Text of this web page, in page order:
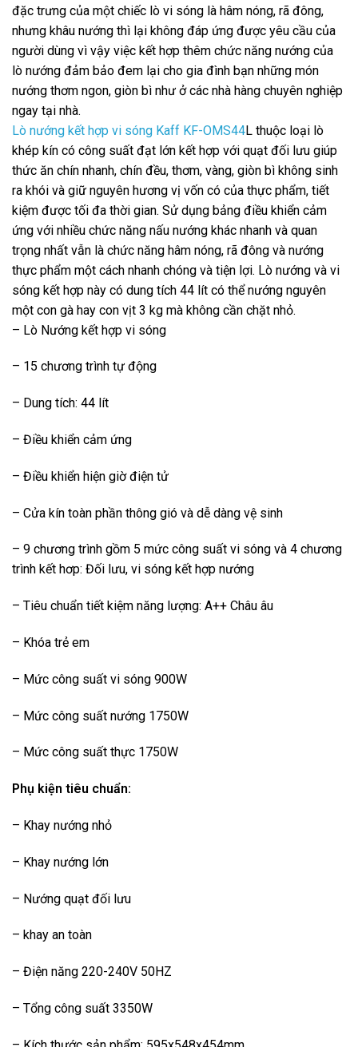
đặc trưng của một chiếc lò vi sóng là hâm nóng, rã đông,
nhưng khâu nướng thì lại không đáp ứng được yêu cầu của
người dùng vì vậy việc kết hợp thêm chức năng nướng của
lò nướng đảm bảo đem lại cho gia đình bạn những món
nướng thơm ngon, giòn bì như ở các nhà hàng chuyên nghiệp
ngay tại nhà.
Lò nướng kết hợp vi sóng Kaff KF-OMS44L thuộc loại lò
khép kín có công suất đạt lớn kết hợp với quạt đối lưu giúp
thức ăn chín nhanh, chín đều, thơm, vàng, giòn bì không sinh
ra khói và giữ nguyên hương vị vốn có của thực phẩm, tiết
kiệm được tối đa thời gian. Sử dụng bảng điều khiển cảm
ứng với nhiều chức năng nấu nướng khác nhanh và quan
trọng nhất vẫn là chức năng hâm nóng, rã đông và nướng
thực phẩm một cách nhanh chóng và tiện lợi. Lò nướng và vi
sóng kết hợp này có dung tích 44 lít có thể nướng nguyên
một con gà hay con vịt 3 kg mà không cần chặt nhỏ.
– Lò Nướng kết hợp vi sóng
– 15 chương trình tự động
– Dung tích: 44 lít
– Điều khiển cảm ứng
– Điều khiển hiện giờ điện tử
– Cửa kín toàn phần thông gió và dễ dàng vệ sinh
– 9 chương trình gồm 5 mức công suất vi sóng và 4 chương
trình kết hơp: Đối lưu, vi sóng kết hợp nướng
– Tiêu chuẩn tiết kiệm năng lượng: A++ Châu âu
– Khóa trẻ em
– Mức công suất vi sóng 900W
– Mức công suất nướng 1750W
– Mức công suất thực 1750W
Phụ kiện tiêu chuẩn:
– Khay nướng nhỏ
– Khay nướng lớn
– Nướng quạt đối lưu
– khay an toàn
– Điện năng 220-240V 50HZ
– Tổng công suất 3350W